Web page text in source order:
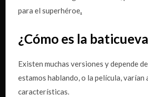
para el superhéroe.
¿Cómo es la
Existen muchas versiones y depende
estamos hablando, o la película, varían
características.